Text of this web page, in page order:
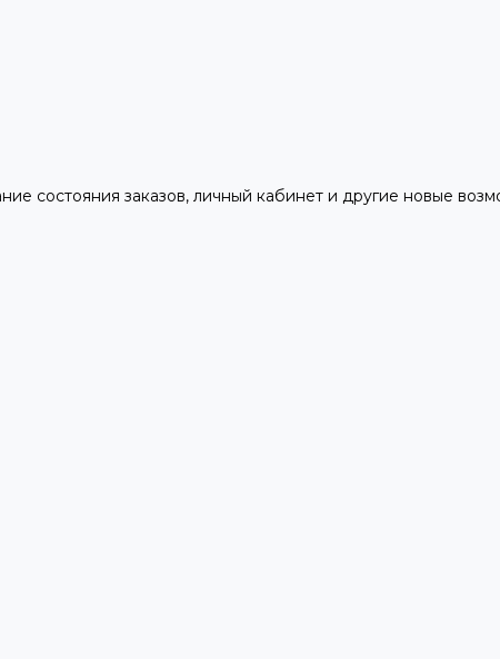
состояния заказов, личный кабинет и другие новые